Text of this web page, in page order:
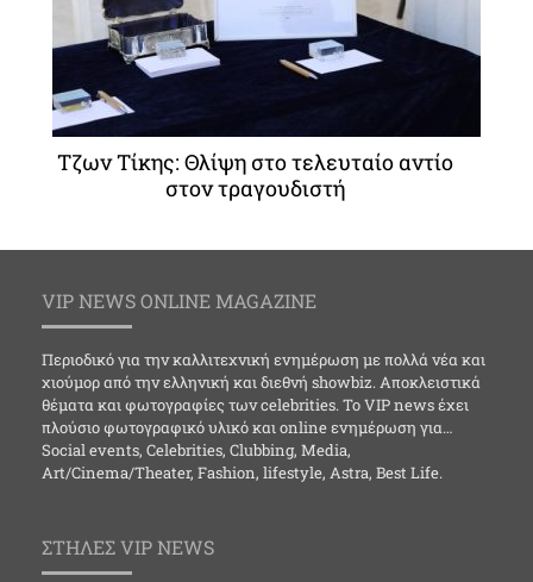
Τζων Τίκης: Θλίψη στο τελευταίο αντίο
στον τραγουδιστή
VIP NEWS ONLINE MAGAZINE
Περιοδικό για την καλλιτεχνική ενημέρωση με πολλά νέα και
χιούμορ από την ελληνική και διεθνή showbiz. Αποκλειστικά
θέματα και φωτογραφίες των celebrities. Το VIP news έχει
πλούσιο φωτογραφικό υλικό και online ενημέρωση για…
Social events, Celebrities, Clubbing, Media,
Art/Cinema/Theater, Fashion, lifestyle, Astra, Best Life.
ΣΤΗΛΕΣ VIP NEWS